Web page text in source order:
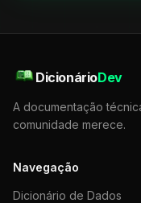
DicionárioDev
A documentação
comunidade merece.
Navegação
Dicionário de Dados